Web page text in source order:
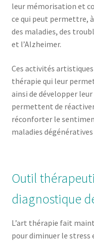
leur mémorisation et
ce qui peut permettre,
des maladies, des
et l’Alzheimer.
Ces activités
thérapie qui leur
ainsi de développer
permettent de
réconforter le
maladies
Outil
diagnostique
L’art thérapie fait
pour diminuer le stress